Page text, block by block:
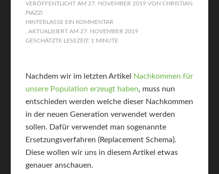
VERÖFFENTLICHT AM 27. NOVEMBER 2019 VONCHRISTIAN
PIAZZI
HINTERLASSE EIN KOMMENTAR
, AKTUALISIERT AM 27. NOVEMBER 2019
GESCHÄTZTE LESEZEIT: 1 MINUTE
Nachdem wir im letzten Artikel
Nachkommen für
unsere Population erzeugt haben, muss nun
entschieden werden welche dieser Nachkommen
in der neuen Generation verwendet werden
sollen. Dafür verwendet man sogenannte
Ersetzungsverfahren (Replacement Schema).
Diese wollen wir uns in diesem Artikel etwas
genauer anschauen.